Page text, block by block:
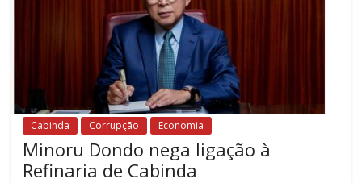
Cabinda Corrupção Economia
Minoru Dondo nega ligação à
Refinaria de Cabinda